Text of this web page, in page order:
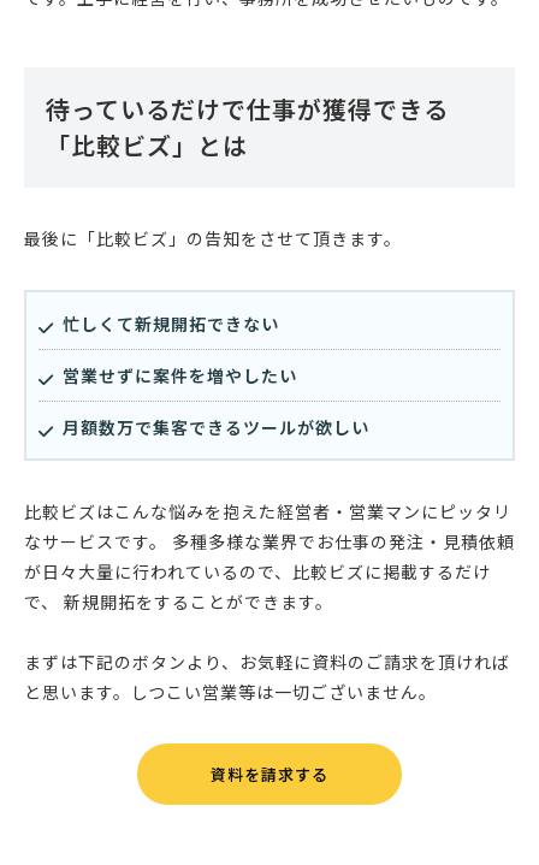
待っているだけで仕事が獲得できる
「比較ビズ」とは
最後に「比較ビズ」の告知をさせて頂きます。
忙しくて新規開拓できない
営業せずに案件を増やしたい
月額数万で集客できるツールが欲しい
比較ビズはこんな悩みを抱えた経営者・営業マンにピッタリ
なサービスです。 多種多様な業界でお仕事の発注・見積依頼
が日々大量に行われているので、比較ビズに掲載するだけ
で、 新規開拓をすることができます。
まずは下記のボタンより、お気軽に資料のご請求を頂ければ
と思います。しつこい営業等は一切ございません。
資料を請求する